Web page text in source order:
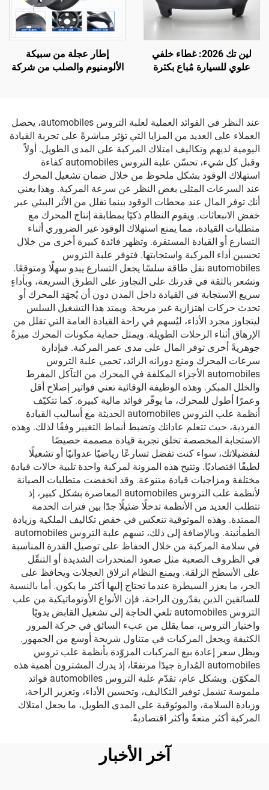
لين تك 2026: غطاء خلفي
علوي للسيارة مُباع بكثرة
المُحدَّثة
إطار عجلة من سبيكة
الألومنيوم والصلب من شركة
عند النظر في الفوائد العملية لعلبة التروس automobiles، يحصل
العملاء على العديد من المزايا التي تؤثر مباشرةً على تجربة القيادة
اليومية لديهم وتكاليف امتلاك المركبة على المدى الطويل. أولاً
وقبل كل شيء، تحسّن علبة التروس automobiles كفاءة
استهلاك الوقود بشكل ملحوظ من خلال ضمان تشغيل المحرك
عند السرعات المثلى بغض النظر عن سرعة المركبة. وهذا يعني
أنك توفر المال عند محطات الوقود بينما تقلل من الأثر البيئي عبر
خفض الانبعاثات. ويقوم النظام ذكيًا بمطابقة إنتاج المحرك مع
متطلبات القيادة، مما يمنع استهلاك الوقود غير الضروري أثناء
التسارع أو القيادة المستقرة. وتظهر فائدة كبيرة أخرى من خلال
تحسين أداء المركبة واستجابتها. فتوفر علبة التروس
automobiles نقل طاقة سلسًا يجعل التسارع يبدو سهلًا ومتوقعًا.
وتشعر بالثقة في قدرتك على التجاوز على الطرق السريعة، وبأداءٍ
سريع الاستجابة في القيادة داخل المدن دون أن يُجهَد المحرك أو
تحدث حركات اهتزازية غير مريحة. ويمتد هذا التشغيل السلس
ليتجاوز مجرد الأداء، ليُسهم في راحة القيادة العامة التي تقلل من
الإرهاق أثناء الرحلات الطويلة. ويمثل حماية مكونات المحرك ميزةً
جوهريةً أخرى توفر المال على مدى عمر المركبة. فبإدارة
سرعات المحرك ومنع دورانه الزائد، تحمي علبة التروس
automobiles الأجزاء المكلفة في المحرك من التآكل المفرط
والخلل المبكر. وهذه الوظيفة الوقائية تعني فواتير إصلاح أقل
وعمرًا أطول للمحرك، ما يوفّر فوائد مالية كبيرة. كما تتكيّف
أنظمة علب التروس automobiles الحديثة مع أساليب القيادة
الفردية، حيث تتعلم عاداتك وتضبط أنماط التغيير وفقًا لذلك. وهذه
الاستجابة المخصصة تخلق تجربة قيادة مصممة خصيصًا
لتفضيلاتك، سواء كنت تفضل تسارعًا رياضيًا عدوانيًا أو تشغيلًا
لطيفًا اقتصاديًا. وتتيح هذه المرونة لمركبة واحدة تلبية حالات قيادة
مختلفة ومزاجيات قيادة متنوعة. وقد انخفضت متطلبات الصيانة
لأنظمة علب التروس automobiles المعاصرة بشكل كبير، إذ
تتطلب العديد من الأنظمة تدخلًا ضئيلًا جدًا بين فترات الخدمة
الممتدة. وهذه الموثوقية تنعكس في خفض تكاليف الملكية وزيادة
الطمأنينة. وبالإضافة إلى ذلك، تسهم علبة التروس automobiles
في سلامة المركبة من خلال الحفاظ على توصيل القدرة المناسبة
في الظروف الصعبة مثل صعود المنحدرات الشديدة أو التنقّل
على الأسطح الزلقة. ويمنع النظام انزلاق العجلات ويحافظ على
الجر، ما يعزز السيطرة عندما تحتاج إليها أكثر ما يكون. أما بالنسبة
للسائقين الذين يقدّرون الراحة، فإن الأنواع الأوتوماتيكية من علب
التروس automobiles تلغي الحاجة إلى تشغيل القابض يدويًا
واختيار التروس، مما يقلل من عبء السائق في حركة المرور
الكثيفة ويجعل المركبات في متناول شريحة أوسع من الجمهور.
ويظل سعر إعادة بيع المركبات المزوّدة بأنظمة علب تروس
automobiles المُدارة جيدًا مرتفعًا، إذ يدرك المشترون أهمية هذه
المكوّن. وبشكل عام، تقدّم علبة التروس automobiles فوائد
ملموسة تشمل توفير التكاليف، وتحسين الأداء، وتعزيز الراحة،
وزيادة السلامة، والموثوقية على المدى الطويل، ما يجعل امتلاك
المركبة أكثر متعةً وأكثر اقتصاديةً.
آخر الأخبار